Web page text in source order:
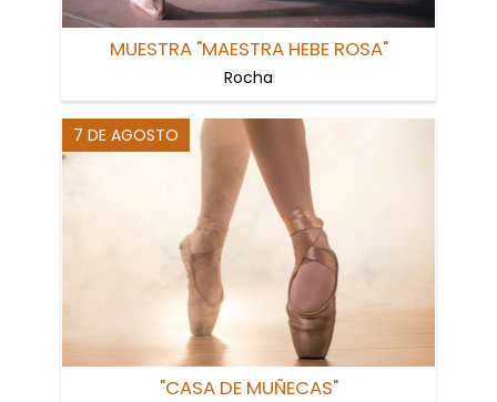
MUESTRA "MAESTRA HEBE ROSA"
Rocha
7 DE AGOSTO
"CASA DE MUÑECAS"